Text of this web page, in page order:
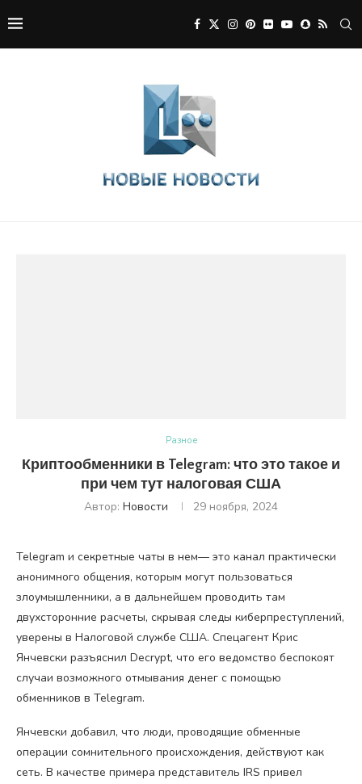
Разное
Криптообменники в Telegram: что это такое и
при чем тут налоговая США
Автор: Новости 29 ноября, 2024
Telegram и секретные чаты в нем— это канал практически
анонимного общения, которым могут пользоваться
злоумышленники, а в дальнейшем проводить там
двухсторонние расчеты, скрывая следы киберпреступлений,
уверены в Налоговой службе США. Cпецагент Крис
Янчевски разъяснил Decrypt, что его ведомство беспокоят
случаи возможного отмывания денег с помощью
обменников в Telegram.
Янчевски добавил, что люди, проводящие обменные
операции сомнительного происхождения, действуют как
сеть. В качестве примера представитель IRS привел